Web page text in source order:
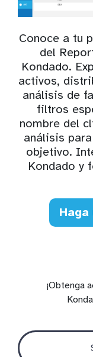
Conoce a tu
del
Kondado.
activos,
análisis de
filtros
nombre del
análisis
objetivo.
Kondado y
¡Obtenga